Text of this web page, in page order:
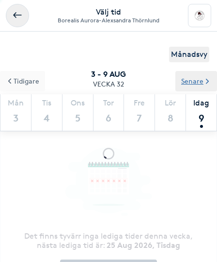
Välj tid
Borealis Aurora-Alexsandra Thörnlund
Månadsvy
3 - 9 AUG
VECKA 32
Mån
3
Tis
4
Ons
5
Tor
6
Fre
7
Lör
8
Idag
9
Tidigare Senare
Det finns tyvärr inga lediga tider denna vecka,
nästa lediga tid är: 25 Aug 2026, Tisdag